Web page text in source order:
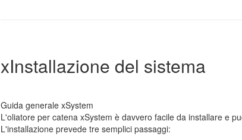
xInstallazione del sistema
Guida generale xSystem
L'oliatore per catena xSystem è davvero facile da installare e
L'installazione prevede tre semplici passaggi: